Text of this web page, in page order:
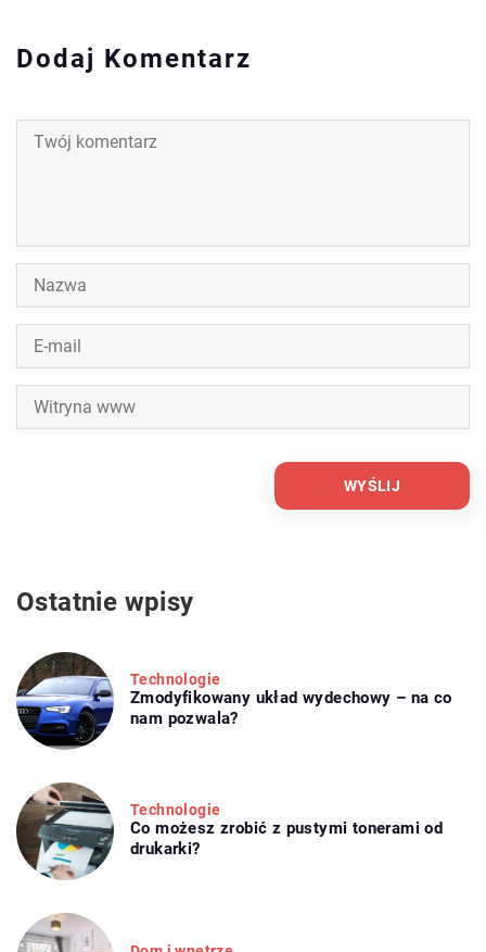
Dodaj Komentarz
Ostatnie wpisy
Technologie
Zmodyfikowany układ wydechowy – na co
nam pozwala?
Technologie
Co możesz zrobić z pustymi tonerami od
drukarki?